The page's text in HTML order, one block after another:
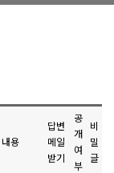
내용
답변
메일
받기
공
개
여
부
비
밀
글